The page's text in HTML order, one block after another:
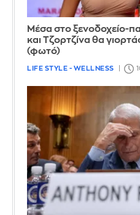
Μέσα στο ξενοδοχείο-
και Τζορτζίνα θα
(φωτό)
LIFE STYLE - WELLNESS